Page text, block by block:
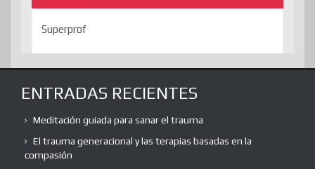
Superprof
ENTRADAS RECIENTES
Meditación guiada para sanar el trauma
El trauma generacional y las terapias basadas en la
compasión